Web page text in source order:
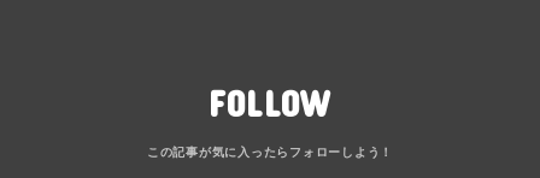
FOLLOW